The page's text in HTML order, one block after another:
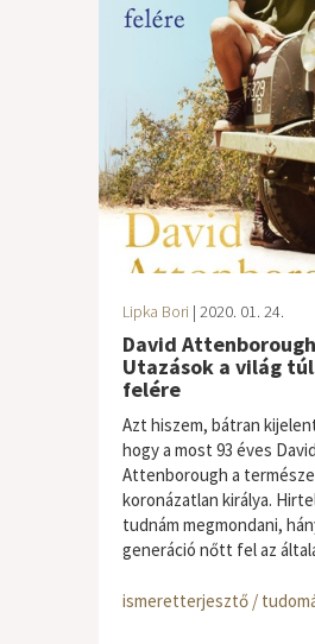
Lipka Bori | 2020. 01. 24.
David
Utazások ​a világ
felére
Azt hiszem, bátran
hogy a most 93 éves David
Attenborough a
koronázatlan királya.
tudnám megmondani,
generáció nőtt fel az
ismeretterjesztő /